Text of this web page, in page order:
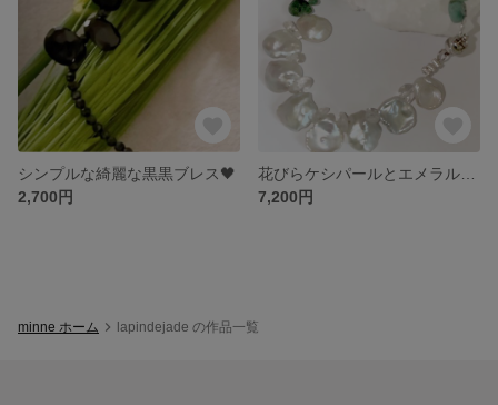
シンプルな綺麗な黒黒ブレス🖤
2,700円
7,200円
minne ホーム lapindejade の作品一覧